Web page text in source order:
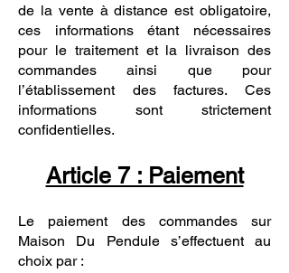
de la vente à distance est obligatoire,
ces informations étant nécessaires
pour le traitement et la livraison des
commandes ainsi que pour
l’établissement des factures. Ces
informations sont strictement
confidentielles.
Article 7 : Paiement
Le paiement des commandes sur
Maison Du Pendule s’effectuent au
choix par :